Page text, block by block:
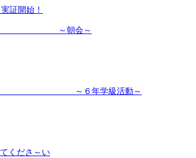
証開始！
・・ ～朝会～
！ ～６年学級活動～
くださ～い